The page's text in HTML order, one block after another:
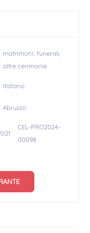
matrimoni, funerali,
altre cerimonie
italiano
Abruzzo
CEL-PRO2024-
00098